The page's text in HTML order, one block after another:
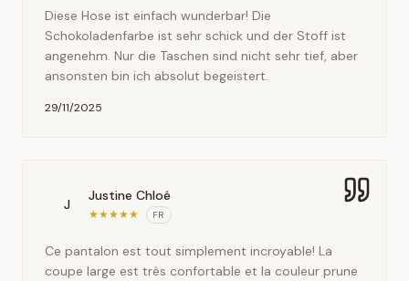
Diese Hose ist einfach wunderbar! Die
Schokoladenfarbe ist sehr schick und der Stoff ist
angenehm. Nur die Taschen sind nicht sehr tief, aber
ansonsten bin ich absolut begeistert.
29/11/2025
J
Justine Chloé
★★★★★ FR
Ce pantalon est tout simplement incroyable! La
coupe large est très confortable et la couleur prune